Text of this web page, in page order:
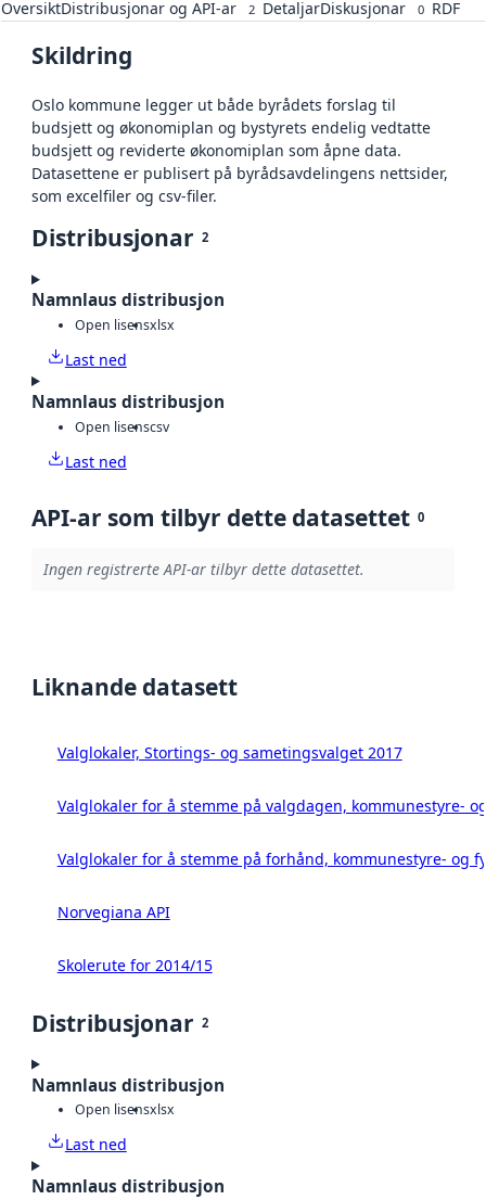
OversiktDistribusjonar og API-ar 2 DetaljarDiskusjonar 0 RDF
Skildring
Oslo kommune legger ut både byrådets forslag til
budsjett og økonomiplan og bystyrets endelig vedtatte
budsjett og reviderte økonomiplan som åpne data.
Datasettene er publisert på byrådsavdelingens nettsider,
som excelfiler og csv-filer.
Distribusjonar 2
Namnlaus distribusjon
Open lisensxlsx
Last ned
Namnlaus distribusjon
Open lisenscsv
Last ned
API-ar som tilbyr dette datasettet 0
Ingen registrerte API-ar tilbyr dette datasettet.
Liknande datasett
Valglokaler, Stortings- og sametingsvalget 2017
Valglokaler for å stemme på valgdagen, kommunestyre-
Valglokaler for å stemme på forhånd, kommunestyre- og
Norvegiana API
Skolerute for 2014/15
Distribusjonar 2
Namnlaus distribusjon
Open lisensxlsx
Last ned
Namnlaus distribusjon